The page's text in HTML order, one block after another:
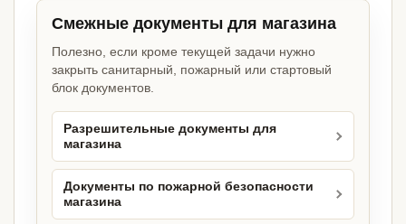
Смежные документы для магазина
Полезно, если кроме текущей задачи нужно
закрыть санитарный, пожарный или стартовый
блок документов.
Разрешительные документы для
магазина
Документы по пожарной безопасности
магазина